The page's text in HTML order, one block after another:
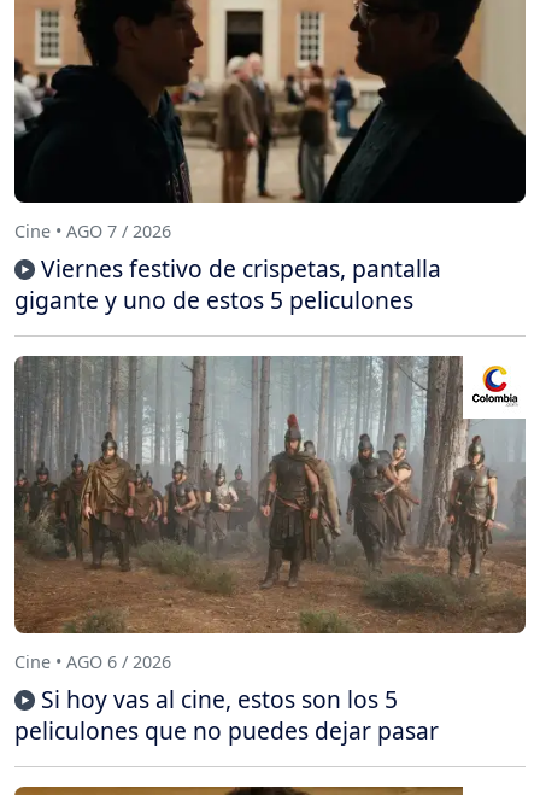
Cine • AGO 7 / 2026
Viernes festivo de crispetas, pantalla
gigante y uno de estos 5 peliculones
Cine • AGO 6 / 2026
Si hoy vas al cine, estos son los 5
peliculones que no puedes dejar pasar